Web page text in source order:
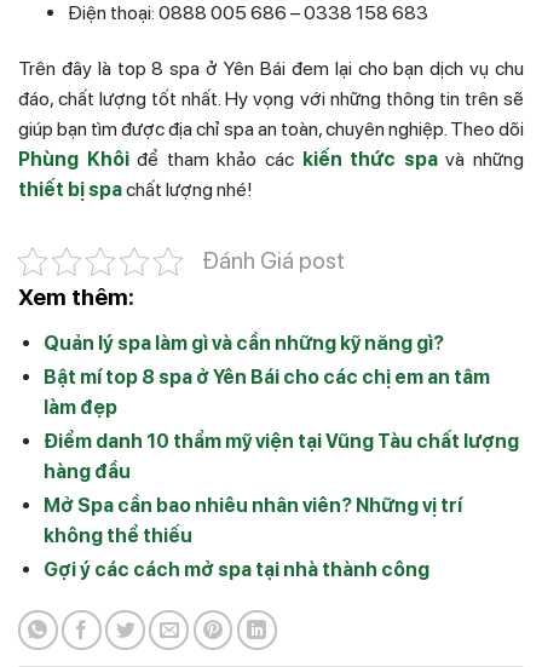
Điện thoại: 0888 005 686 – 0338 158 683
Trên đây là top 8 spa ở Yên Bái đem lại cho bạn dịch vụ chu
đáo, chất lượng tốt nhất. Hy vọng với những thông tin trên sẽ
giúp bạn tìm được địa chỉ spa an toàn, chuyên nghiệp. Theo dõi
Phùng Khôiđể tham khảo các kiến thức spavà những
thiết bị spachất lượng nhé!
Đánh Giá post
Xem thêm:
Quản lý spa làm gì và cần những kỹ năng gì?
Bật mí top 8 spa ở Yên Bái cho các chị em an tâm
làm đẹp
Điểm danh 10 thẩm mỹ viện tại Vũng Tàu chất lượng
hàng đầu
Mở Spa cần bao nhiêu nhân viên? Những vị trí
không thể thiếu
Gợi ý các cách mở spa tại nhà thành công